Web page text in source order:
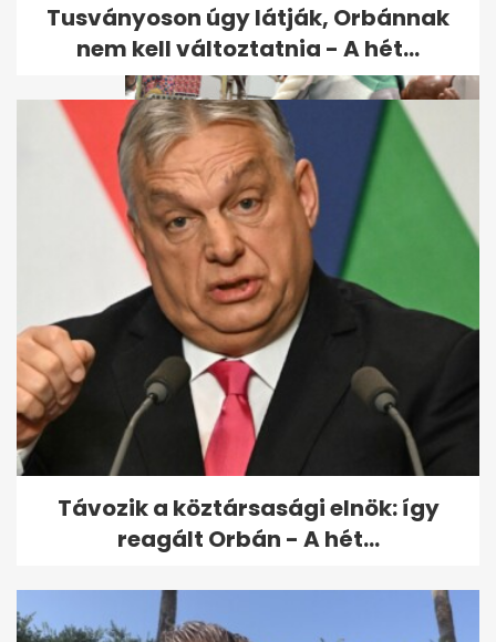
Velencei biennálé: pisis
meztelen néni és
kölcsönbabák,...
Tusványoson úgy látják, Orbánnak
nem kell változtatnia - A hét...
Távozik a köztársasági elnök: így
reagált Orbán - A hét...